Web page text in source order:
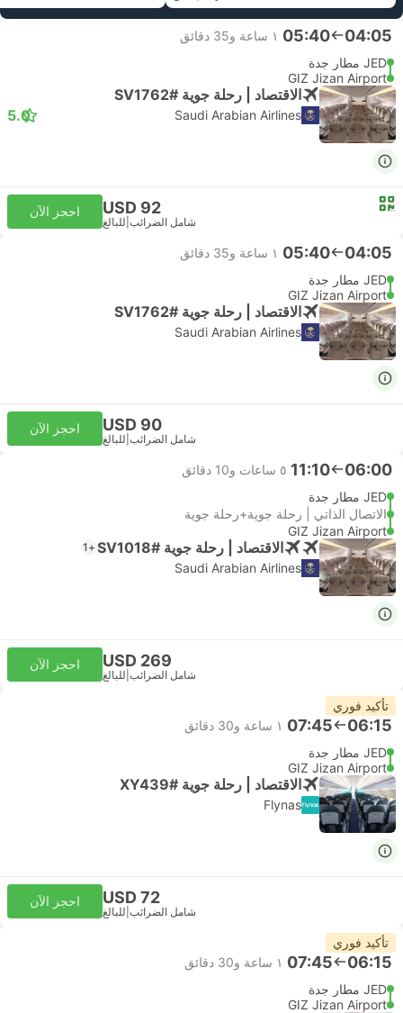
04:05
05:40 ١ ساعة و‫35 دقائق
JED مطار جدة
GIZ Jizan Airport
الاقتصاد | رحلة جوية #SV1762
Saudi Arabian Airlines
5.0
USD 92
شامل الضرائب للبالغ
احجز الآن
04:05
05:40 ١ ساعة و‫35 دقائق
JED مطار جدة
GIZ Jizan Airport
الاقتصاد | رحلة جوية #SV1762
Saudi Arabian Airlines
USD 90
شامل الضرائب للبالغ
احجز الآن
06:00
11:10 ٥ ساعات و‫10 دقائق
JED مطار جدة
الاتصال الذاتي | رحلة جوية+رحلة جوية
GIZ Jizan Airport
الاقتصاد | رحلة جوية #SV1018 +1
Saudi Arabian Airlines
USD 269
شامل الضرائب للبالغ
احجز الآن
تأكيد فوري
06:15
07:45 ١ ساعة و‫30 دقائق
JED مطار جدة
GIZ Jizan Airport
الاقتصاد | رحلة جوية #XY439
Flynas
USD 72
شامل الضرائب للبالغ
احجز الآن
تأكيد فوري
06:15
07:45 ١ ساعة و‫30 دقائق
JED مطار جدة
GIZ Jizan Airport